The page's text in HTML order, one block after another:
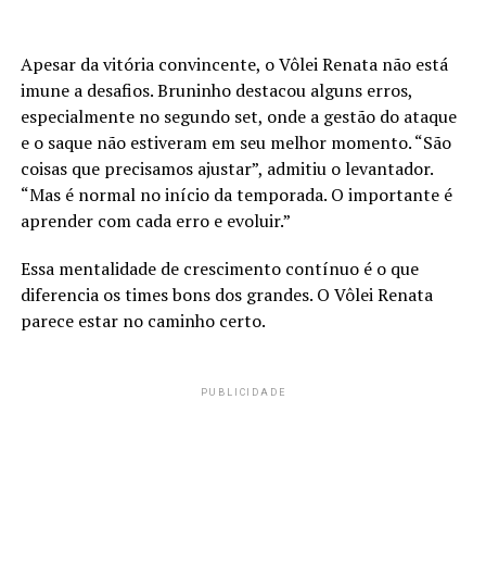
Apesar da vitória convincente, o Vôlei Renata não está
imune a desafios. Bruninho destacou alguns erros,
especialmente no segundo set, onde a gestão do ataque
e o saque não estiveram em seu melhor momento. “São
coisas que precisamos ajustar”, admitiu o levantador.
“Mas é normal no início da temporada. O importante é
aprender com cada erro e evoluir.”
Essa mentalidade de crescimento contínuo é o que
diferencia os times bons dos grandes. O Vôlei Renata
parece estar no caminho certo.
PUBLICIDADE